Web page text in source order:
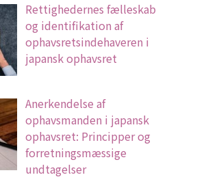
Rettighedernes fælleskab
og identifikation af
ophavsretsindehaveren i
japansk ophavsret
Anerkendelse af
ophavsmanden i japansk
ophavsret: Principper og
forretningsmæssige
undtagelser